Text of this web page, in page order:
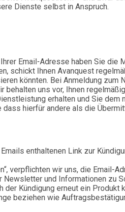
Dienste selbst in Anspruch.
Email-Adresse haben Sie die
schickt Ihnen Avanquest
könnten. Bei Anmeldung
uns vor, Ihnen
erhalten und Sie dem
hierfür andere als die
enthaltenen Link zur
verpflichten wir uns, die Email-
und Informationen zu
Kündigung erneut ein Produkt
beziehen wie